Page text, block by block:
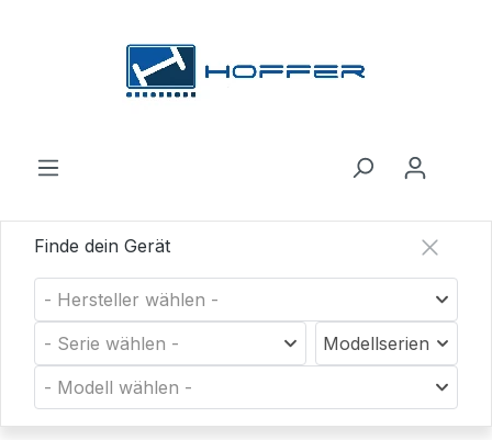
Finde dein Gerät
- Hersteller wählen -
- Serie wählen -
Modellserien
- Modell wählen -